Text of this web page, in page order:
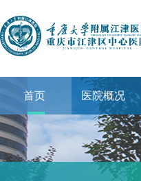
首页 医院概况
专题专栏